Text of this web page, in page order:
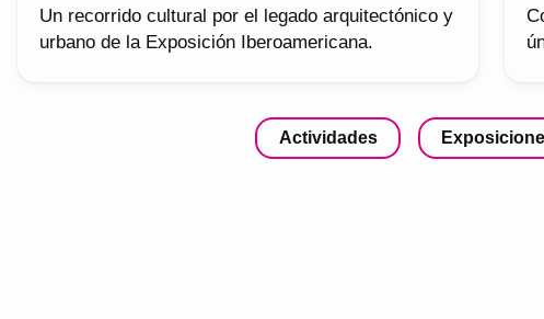
Un recorrido cultural por el legado arquitectónico y
urbano de la Exposición Iberoamericana.
Actividades